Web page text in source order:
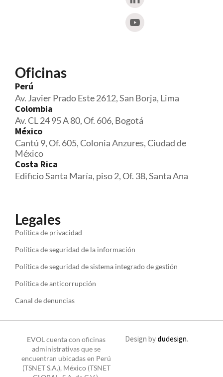
Oficinas
Perú
Av. Javier Prado Este 2612, San Borja, Lima
Colombia
Av. CL 24 95 A 80, Of. 606, Bogotá
México
Cantú 9, Of. 605, Colonia Anzures, Ciudad de
México
Costa Rica
Edificio Santa María, piso 2, Of. 38, Santa Ana
Legales
Política de privacidad
Política de seguridad de la información
Política de seguridad de sistema integrado de gestión
Política de anticorrupción
Canal de denuncias
EVOL cuenta con oficinas
administrativas que se
encuentran ubicadas en Perú
(TSNET S.A.), México (TSNET
Design by dudesign.